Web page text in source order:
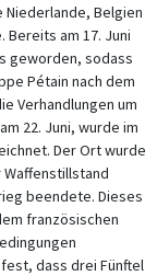
Belgien
Bereits am 17. Juni
geworden, sodass
Pétain nach dem
Verhandlungen um
22. Juni, wurde im
Der Ort wurde
beendete. Dieses
französischen
dass drei Fünftel